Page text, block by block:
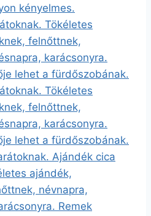
kényelmes.
Tökéletes
felnőttnek,
karácsonyra.
lehet a fürdőszobának.
Tökéletes
felnőttnek,
karácsonyra.
lehet a fürdőszobának.
Ajándék cica
ajándék,
névnapra,
Remek